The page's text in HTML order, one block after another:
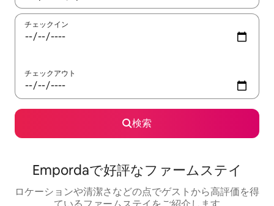
チェックイン
チェックアウト
検索
Empordaで好評なファームステイ
ロケーションや清潔さなどの点でゲストから高評価を得